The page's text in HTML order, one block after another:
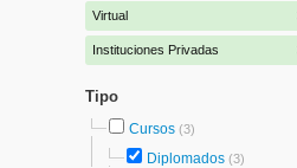
Virtual
Instituciones Privadas
Tipo
Cursos (3)
Diplomados (3)